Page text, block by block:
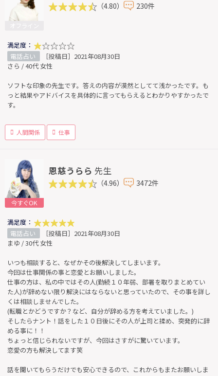
（4.80） 230件
満足度：
電話占い
［投稿日］2021年08月30日
さら / 40代 女性
ソフトな印象の先生です。答えの内容が漠然としてて浅かったです。も
っと結果やアドバイスを具体的に言ってもらえるとわかりやすかったで
す。
人間関係 仕事
今すぐOK
恩慈うらら 先生
（4.96） 3472件
満足度：
電話占い
［投稿日］2021年08月30日
まゆ / 30代 女性
いつも相談すると、なぜかその後解決してしまいます。
今回は仕事関係の事と恋愛とお願いしました。
仕事の方は、私の中ではその人(勤続１０年弱、部署を取りまとめてい
た人)が辞めない限り解決にはならないと思っていたので、その事を詳し
くは相談しませんでした。
(転職とかどうですか？など、自分が辞める方を考えていました。)
そしたらナント！話をした１０日後にその人が上司と揉め、突発的に辞
める事に！！
ちょっと信じられないですが、今回はさすがに驚いています。
恋愛の方も解決してます笑
話を聞いてもらうだけでも安心できるので、これからもまたお願いしま